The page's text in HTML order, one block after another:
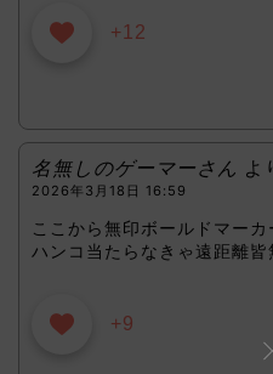
+12
名無しのゲーマーさん よ
2026年3月18日 16:59
ここから無印ボールドマー
ハンコ当たらなきゃ遠距離皆
+9